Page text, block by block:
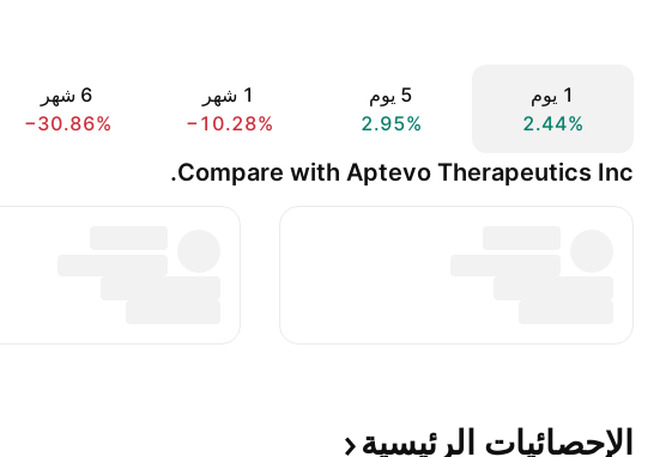
‎‎1‎ يوم
2.44%
‎‎5‎ يوم
2.95%
‎1‎ شهر
−10.28%
‎6‎ شهر
−30.86%
Compare with Aptevo Therapeutics Inc.
الإحصائيات الرئيسية